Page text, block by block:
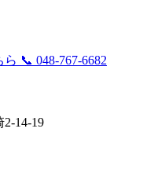
ら 📞 048-767-6682
14-19